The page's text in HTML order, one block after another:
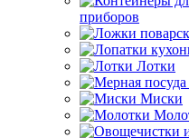
приборов
Лотки
Миски